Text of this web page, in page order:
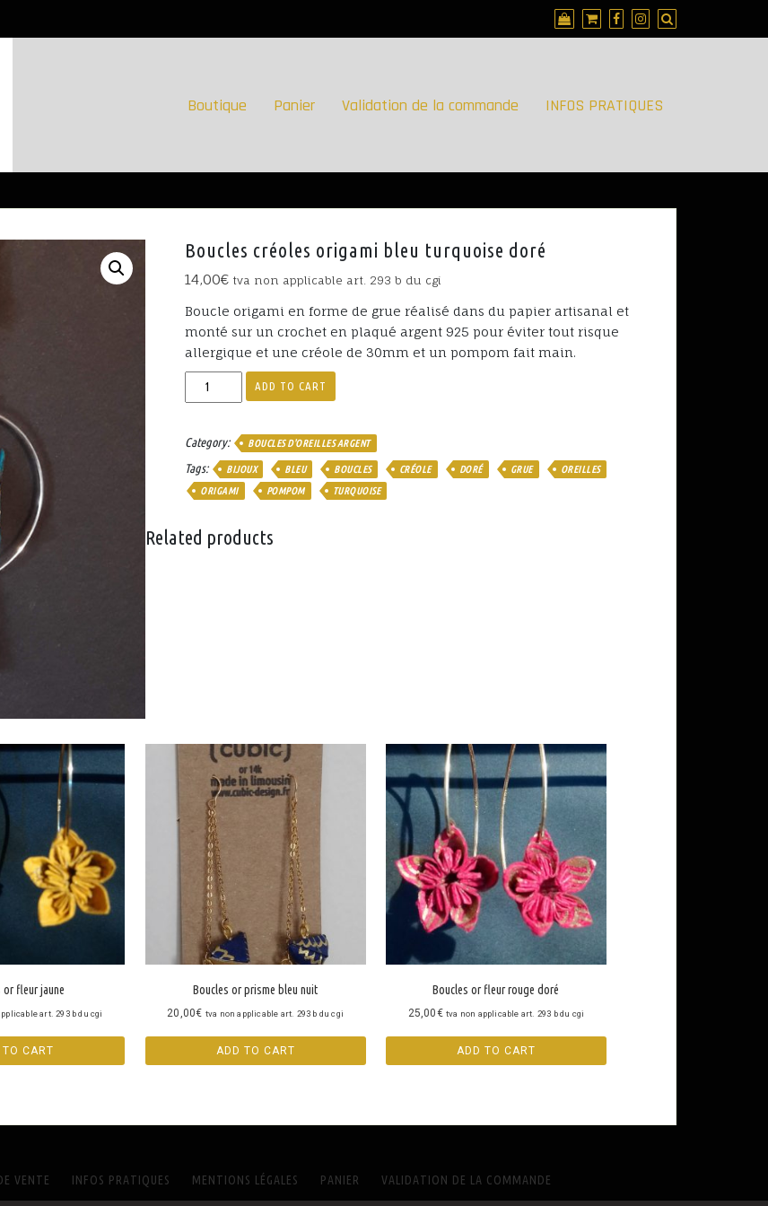
Boutique Panier Validation de la commande INFOS PRATIQUES
Boucles créoles origami bleu turquoise doré
14,00€ tva non applicable art. 293 b du cgi
Boucle origami en forme de grue réalisé dans du papier artisanal et
monté sur un crochet en plaqué argent 925 pour éviter tout risque
allergique et une créole de 30mm et un pompom fait main.
Boucles
bleu
doré
quantity
ADD TO CART
Category: BOUCLES D'OREILLES ARGENT
Tags: BIJOUX BLEU BOUCLES CRÉOLE DORÉ GRUE
OREILLES
ORIGAMI
POMPOM TURQUOISE
Related products
or fleur jaune
art. 293 b du cgi
TO CART
Boucles or prisme bleu nuit
20,00€ tva non applicable art. 293 b du cgi
ADD TO CART
Boucles or fleur rouge doré
25,00€ tva non applicable art. 293 b du cgi
ADD TO CART
VENTE INFOS PRATIQUES MENTIONS LÉGALES PANIER VALIDATION DE LA COMMANDE